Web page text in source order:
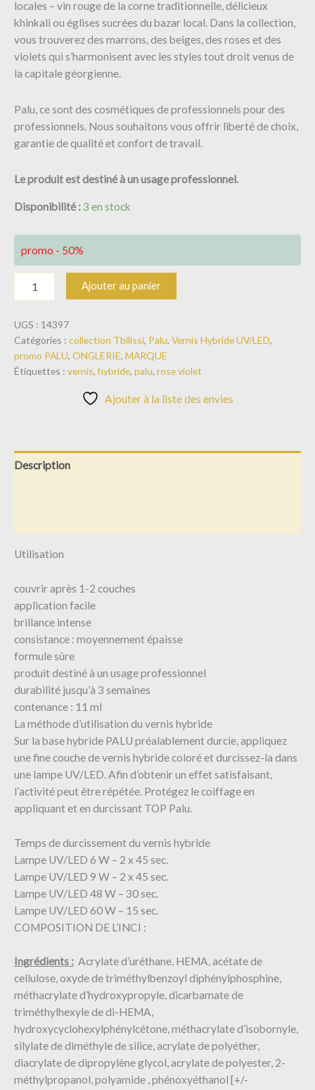
locales – vin rouge de la corne traditionnelle, délicieux
khinkali ou églises sucrées du bazar local. Dans la collection,
vous trouverez des marrons, des beiges, des roses et des
violets qui s’harmonisent avec les styles tout droit venus de
la capitale géorgienne.
Palu, ce sont des cosmétiques de professionnels pour des
professionnels. Nous souhaitons vous offrir liberté de choix,
garantie de qualité et confort de travail.
Le produit est destiné à un usage professionnel.
Disponibilité :3 en stock
promo - 50%
Ajouter au panier
UGS : 14397
Catégories : collection Tbilissi, Palu, Vernis Hybride UV/LED,
promo PALU, ONGLERIE, MARQUE
Étiquettes : vernis, hybride, palu, rose violet
Ajouter à la liste des envies
Description
Utilisation
couvrir après 1-2 couches
application facile
brillance intense
consistance : moyennement épaisse
formule sûre
produit destiné à un usage professionnel
durabilité jusqu’à 3 semaines
contenance : 11 ml
La méthode d’utilisation du vernis hybride
Sur la base hybride PALU préalablement durcie, appliquez
une fine couche de vernis hybride coloré et durcissez-la dans
une lampe UV/LED. Afin d’obtenir un effet satisfaisant,
l’activité peut être répétée. Protégez le coiffage en
appliquant et en durcissant TOP Palu.
Temps de durcissement du vernis hybride
Lampe UV/LED 6 W – 2 x 45 sec.
Lampe UV/LED 9 W – 2 x 45 sec.
Lampe UV/LED 48 W – 30 sec.
Lampe UV/LED 60 W – 15 sec.
COMPOSITION DE L’INCI :
Ingrédients : Acrylate d’uréthane, HEMA, acétate de
cellulose, oxyde de triméthylbenzoyl diphénylphosphine,
méthacrylate d’hydroxypropyle, dicarbamate de
triméthylhexyle de di-HEMA,
hydroxycyclohexylphénylcétone, méthacrylate d’isobornyle,
silylate de diméthyle de silice, acrylate de polyéther,
diacrylate de dipropylène glycol, acrylate de polyester, 2-
méthylpropanol, polyamide , phénoxyéthanol [+/-